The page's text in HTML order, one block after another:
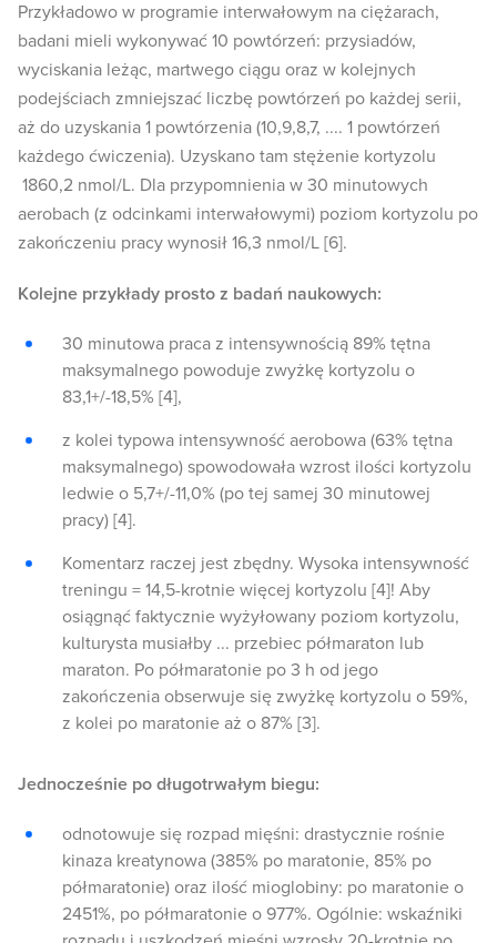
Przykładowo w programie interwałowym na ciężarach,
badani mieli wykonywać 10 powtórzeń: przysiadów,
wyciskania leżąc, martwego ciągu oraz w kolejnych
podejściach zmniejszać liczbę powtórzeń po każdej serii,
aż do uzyskania 1 powtórzenia (10,9,8,7, .... 1 powtórzeń
każdego ćwiczenia). Uzyskano tam stężenie kortyzolu
1860,2 nmol/L. Dla przypomnienia w 30 minutowych
aerobach (z odcinkami interwałowymi) poziom kortyzolu po
zakończeniu pracy wynosił 16,3 nmol/L [6].
Kolejne przykłady prosto z badań naukowych:
30 minutowa praca z intensywnością 89% tętna
maksymalnego powoduje zwyżkę kortyzolu o
83,1+/-18,5% [4],
z kolei typowa intensywność aerobowa (63% tętna
maksymalnego) spowodowała wzrost ilości kortyzolu
ledwie o 5,7+/-11,0% (po tej samej 30 minutowej
pracy) [4].
Komentarz raczej jest zbędny. Wysoka intensywność
treningu = 14,5-krotnie więcej kortyzolu [4]! Aby
osiągnąć faktycznie wyżyłowany poziom kortyzolu,
kulturysta musiałby ... przebiec półmaraton lub
maraton. Po półmaratonie po 3 h od jego
zakończenia obserwuje się zwyżkę kortyzolu o 59%,
z kolei po maratonie aż o 87% [3].
Jednocześnie po długotrwałym biegu:
odnotowuje się rozpad mięśni: drastycznie rośnie
kinaza kreatynowa (385% po maratonie, 85% po
półmaratonie) oraz ilość mioglobiny: po maratonie o
2451%, po półmaratonie o 977%. Ogólnie: wskaźniki